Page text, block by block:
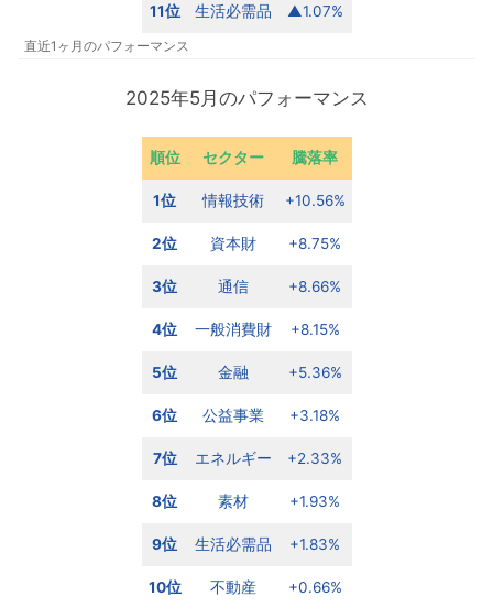
11位 生活必需品 ▲1.07%
直近1ヶ月のパフォーマンス
2025年5月のパフォーマンス
順位 セクター 騰落率
1位 情報技術 +10.56%
2位 資本財 +8.75%
3位 通信 +8.66%
4位 一般消費財 +8.15%
5位 金融 +5.36%
6位 公益事業 +3.18%
7位 エネルギー +2.33%
8位 素材 +1.93%
9位 生活必需品 +1.83%
10位 不動産 +0.66%